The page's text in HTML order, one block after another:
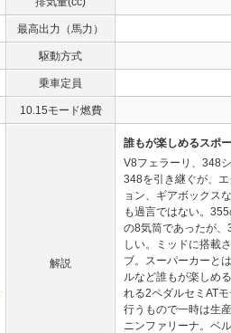
最高出力（馬力）
駆動方式
乗車定員
10.15モード燃費
解説
誰もが楽しめるスポ
V8フェラーリ、348
348を引き継ぐが、
ョン、ギアボックス
も過言ではない。
の8気筒であったが
しい。ミッドに搭載
ブ。スーパーカーと
ルなど誰もが楽しめ
れる2ペダルセミAT
行うもので一時は生
ニンファリーナ。ベ